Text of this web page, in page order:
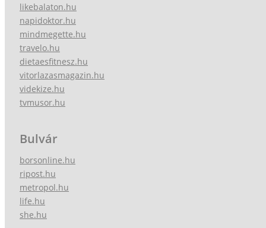
likebalaton.hu
napidoktor.hu
mindmegette.hu
travelo.hu
dietaesfitnesz.hu
vitorlazasmagazin.hu
videkize.hu
tvmusor.hu
Bulvár
borsonline.hu
ripost.hu
metropol.hu
life.hu
she.hu